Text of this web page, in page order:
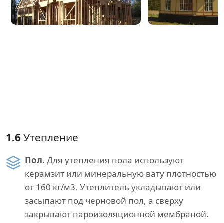
1.6Утепление
Пол. Для утепления пола используют
керамзит или минеральную вату плотностью
от 160 кг/м3. Утеплитель укладывают или
засыпают под черновой пол, а сверху
закрывают пароизоляционной мембраной.